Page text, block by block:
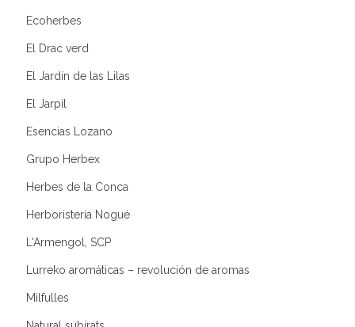
Ecoherbes
El Drac verd
El Jardín de las Lilas
El Jarpil
Esencias Lozano
Grupo Herbex
Herbes de la Conca
Herboristeria Nogué
L'Armengol, SCP
Lurreko aromáticas – revolución de aromas
Milfulles